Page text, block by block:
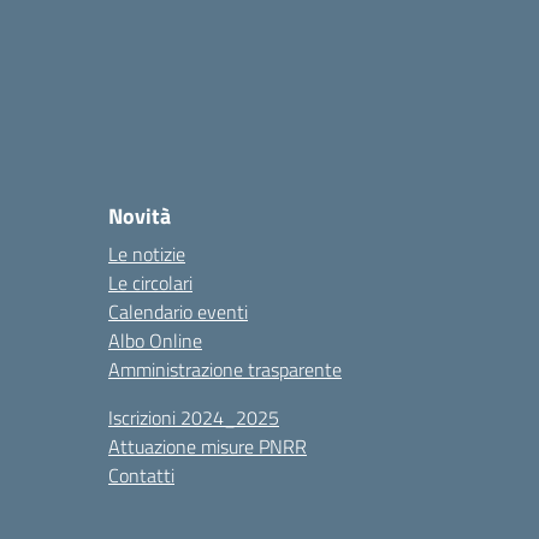
Novità
Le notizie
Le circolari
Calendario eventi
Albo Online
Amministrazione trasparente
Iscrizioni 2024_2025
Attuazione misure PNRR
Contatti